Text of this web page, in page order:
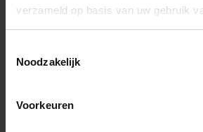
verzameld op basis van uw gebruik
Noodzakelijk
Voorkeuren
Bestel nu!